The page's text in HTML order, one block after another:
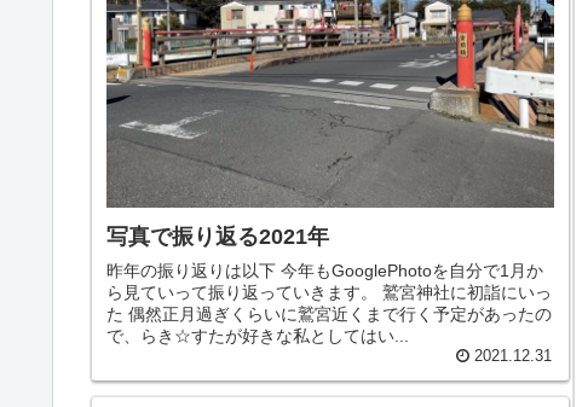
写真で振り返る2021年
昨年の振り返りは以下 今年もGooglePhotoを自分で1月か
ら見ていって振り返っていきます。 鷲宮神社に初詣にいっ
た 偶然正月過ぎくらいに鷲宮近くまで行く予定があったの
で、らき☆すたが好きな私としてはい...
2021.12.31